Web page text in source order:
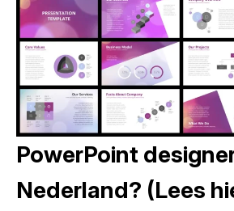
PowerPoint
Nederland? (Lees